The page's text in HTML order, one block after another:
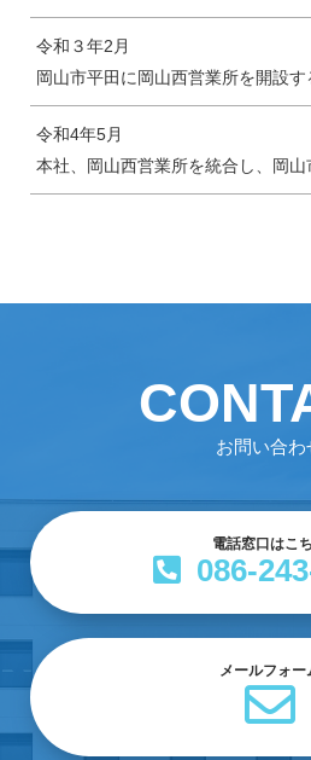
令和３年2月
岡山市平田に岡山西営業所を開設す
令和4年5月
本社、岡山西営業所を統合し、岡
お問い合わ
電話窓口はこ
086-
メールフォー